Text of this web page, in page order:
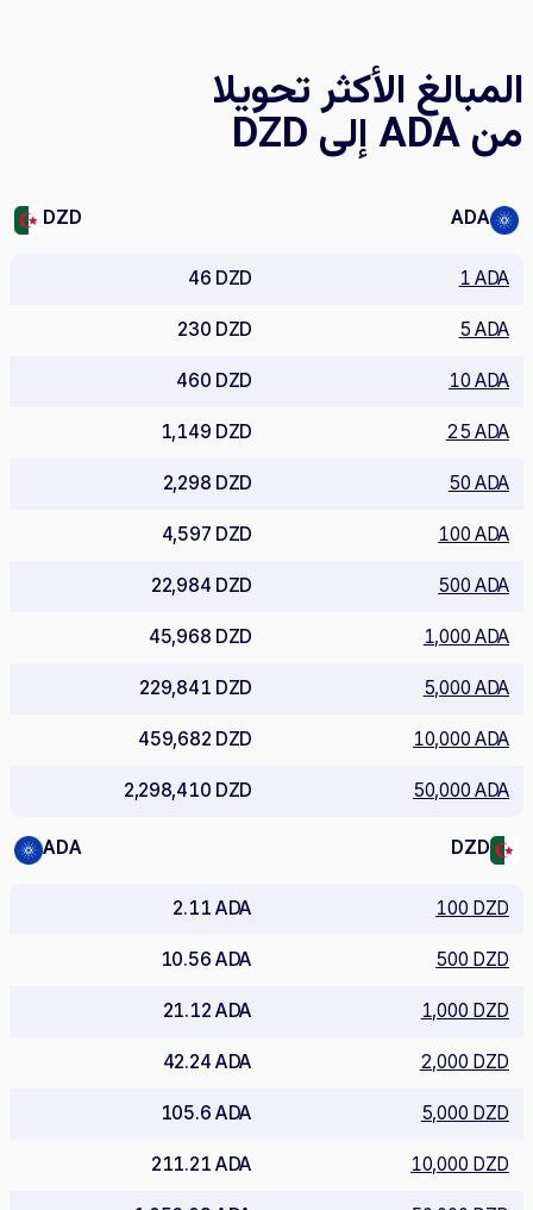
المبالغ الأكثر تحويلا
من ADA إلى DZD
ADA
DZD
1 ADA
46 DZD
5 ADA
230 DZD
10 ADA
460 DZD
25 ADA
1,149 DZD
50 ADA
2,298 DZD
100 ADA
4,597 DZD
500 ADA
22,984 DZD
1,000 ADA
45,968 DZD
5,000 ADA
229,841 DZD
10,000 ADA
459,682 DZD
50,000 ADA
2,298,410 DZD
DZD
ADA
100 DZD
2.11 ADA
500 DZD
10.56 ADA
1,000 DZD
21.12 ADA
2,000 DZD
42.24 ADA
5,000 DZD
105.6 ADA
10,000 DZD
211.21 ADA